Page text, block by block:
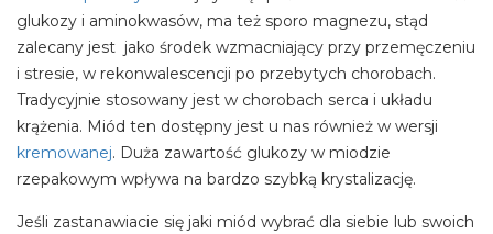
glukozy i aminokwasów, ma też sporo magnezu, stąd
zalecany jest jako środek wzmacniający przy przemęczeniu
i stresie, w rekonwalescencji po przebytych chorobach.
Tradycyjnie stosowany jest w chorobach serca i układu
krążenia. Miód ten dostępny jest u nas również w wersji
kremowanej. Duża zawartość glukozy w miodzie
rzepakowym wpływa na bardzo szybką krystalizację.
Jeśli zastanawiacie się jaki miód wybrać dla siebie lub swoich